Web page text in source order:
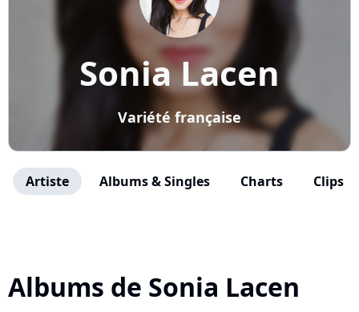
Sonia Lacen
Variété française
Artiste Albums & Singles Charts Clips
Albums de Sonia Lacen